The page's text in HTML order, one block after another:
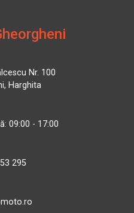
Nr. 100
Harghita
09:00 - 17:00
295